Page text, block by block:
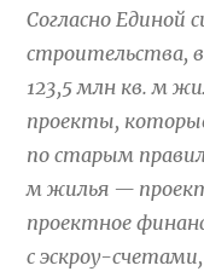
Согласно Единой
строительства,
123,5 млн кв. м
проекты,
по старым
м жилья —
проектное
с эскроу-